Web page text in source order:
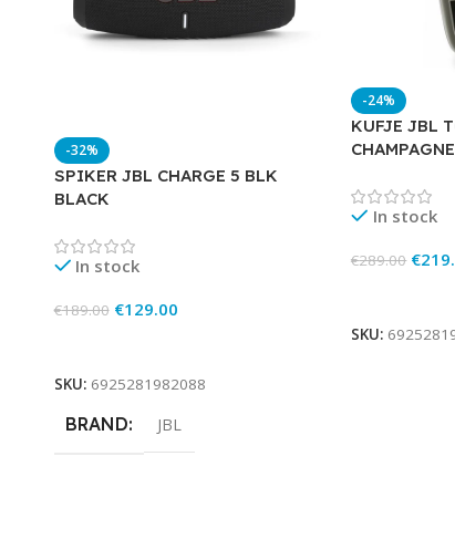
-32%
SPIKER JBL CHARGE 5 BLK
BLACK
In stock
€189.00 €129.00
SKU: 6925281982088
BRAND JBL
-24%
KUFJE JBL
CHAMPAGNE
In stock
€289.00 €
SKU: